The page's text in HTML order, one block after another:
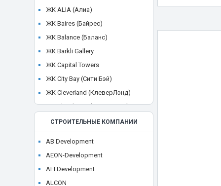
ЖК ALIA (Алиа)
ЖК Baires (Байрес)
ЖК Balance (Баланс)
ЖК Barkli Gallery
ЖК Capital Towers
ЖК City Bay (Сити Бэй)
ЖК Cleverland (КлеверЛэнд)
ЖК Cloud Nine (Клауд Найн)
ЖК Crystal
ЖК CULT
СТРОИТЕЛЬНЫЕ КОМПАНИИ
AB Development
AEON-Development
AFI Development
ALCON